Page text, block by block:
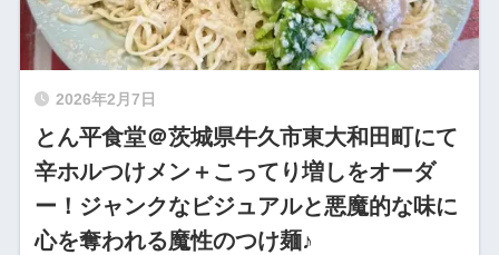
2026年2月7日
とん平食堂＠茨城県牛久市東大和田町にて
辛ホルつけメン＋こってり増しをオーダ
ー！ジャンクなビジュアルと悪魔的な味に
心を奪われる魔性のつけ麺♪